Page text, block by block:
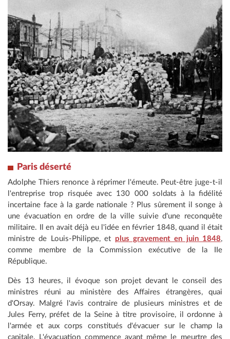
Paris déserté
Adolphe Thiers renonce à réprimer l'émeute. Peut-être juge-t-il
l'entreprise trop risquée avec 130 000 soldats à la fidélité
incertaine face à la garde nationale ? Plus sûrement il songe à
une évacuation en ordre de la ville suivie d'une reconquête
militaire. Il en avait déjà eu l'idée en février 1848, quand il était
ministre de Louis-Philippe, et plus gravement en juin 1848,
comme membre de la Commission exécutive de la IIe
République.
Dès 13 heures, il évoque son projet devant le conseil des
ministres réuni au ministère des Affaires étrangères, quai
d'Orsay. Malgré l'avis contraire de plusieurs ministres et de
Jules Ferry, préfet de la Seine à titre provisoire, il ordonne à
l'armée et aux corps constitués d'évacuer sur le champ la
capitale. L'évacuation commence avant même le meurtre des